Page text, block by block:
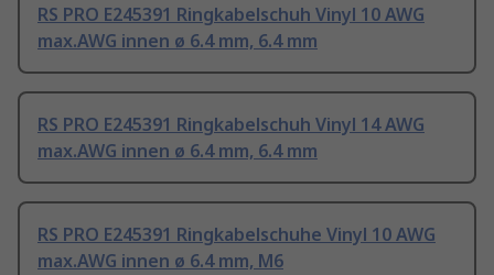
RS PRO E245391 Ringkabelschuh Vinyl 10 AWG
max.AWG innen ø 6.4 mm, 6.4 mm
RS PRO E245391 Ringkabelschuh Vinyl 14 AWG
max.AWG innen ø 6.4 mm, 6.4 mm
RS PRO E245391 Ringkabelschuhe Vinyl 10 AWG
max.AWG innen ø 6.4 mm, M6